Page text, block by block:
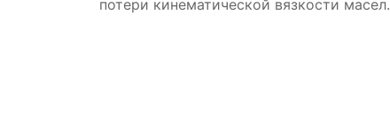
потери кинематической вязкости масел.